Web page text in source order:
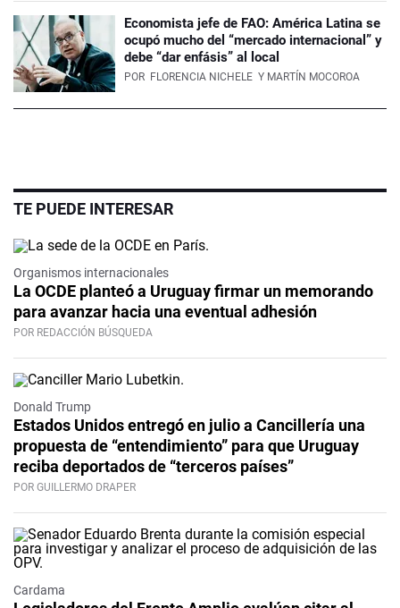
Economista jefe de FAO: América Latina se
ocupó mucho del “mercado internacional” y
debe “dar enfásis” al local
POR FLORENCIA NICHELE Y MARTÍN MOCOROA
TE PUEDE INTERESAR
Organismos internacionales
La OCDE planteó a Uruguay firmar un memorando
para avanzar hacia una eventual adhesión
POR REDACCIÓN BÚSQUEDA
Donald Trump
Estados Unidos entregó en julio a Cancillería una
propuesta de “entendimiento” para que Uruguay
reciba deportados de “terceros países”
POR GUILLERMO DRAPER
Cardama